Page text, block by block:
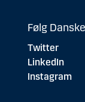
Følg
Twitter
LinkedIn
Instagram